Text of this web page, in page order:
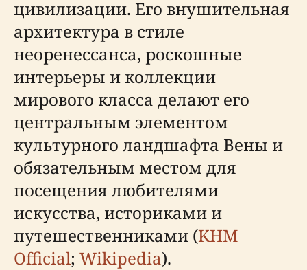
цивилизации. Его внушительная
архитектура в стиле
неоренессанса, роскошные
интерьеры и коллекции
мирового класса делают его
центральным элементом
культурного ландшафта Вены и
обязательным местом для
посещения любителями
искусства, историками и
путешественниками (KHM
Official; Wikipedia).